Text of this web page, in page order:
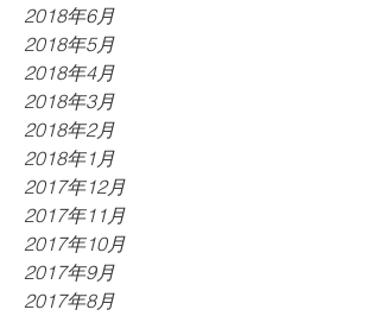
2018年6月
2018年5月
2018年4月
2018年3月
2018年2月
2018年1月
2017年12月
2017年11月
2017年10月
2017年9月
2017年8月